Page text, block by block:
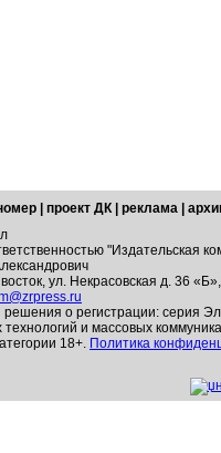
проект ДК реклама
"Издательская
ул. Некрасовская д. 36
о регистрации: серия
и массовых
18+. Политика